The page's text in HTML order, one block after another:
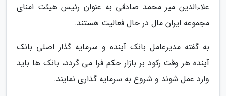
علاءالدین میر محمد صادقی به عنوان رئیس هیئت امنای
مجموعه ایران مال در حال فعالیت هستند.
به گفته مدیرعامل بانک آینده و سرمایه گذار اصلی بانک
آینده هر وقت رکود بر بازار حکم فرا می گردد، بانک ها باید
وارد عمل شوند و شروع به سرمایه گذاری نمایند.